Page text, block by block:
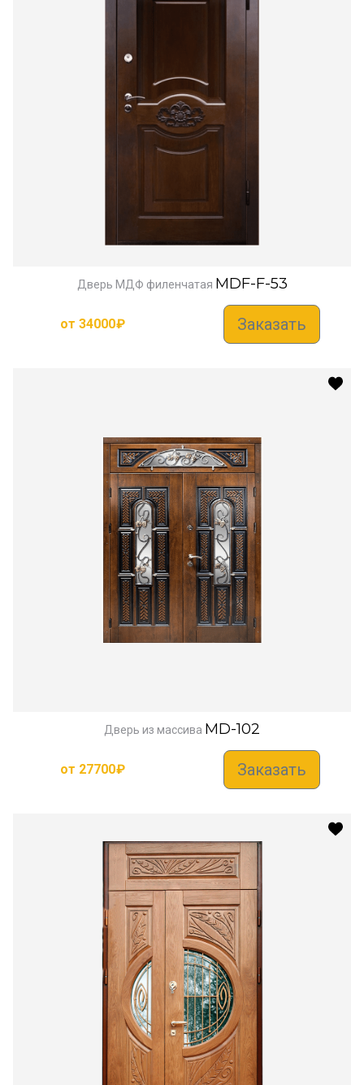
Дверь МДФ филенчатая MDF-F-53
от 34000₽ Заказать
Дверь из массива MD-102
от 27700₽ Заказать